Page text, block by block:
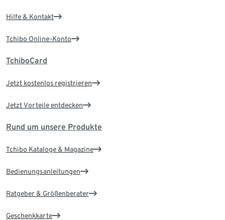
Hilfe & Kontakt
Tchibo Online-Konto
TchiboCard
Jetzt kostenlos registrieren
Jetzt Vorteile entdecken
Rund um unsere Produkte
Tchibo Kataloge & Magazine
Bedienungsanleitungen
Ratgeber & Größenberater
Geschenkkarte